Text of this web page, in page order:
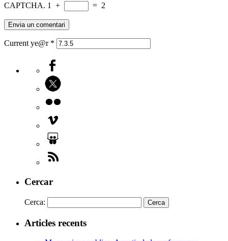
CAPTCHA. 1 + = 2
Current ye@r *
Cercar
Cerca:
Articles recents